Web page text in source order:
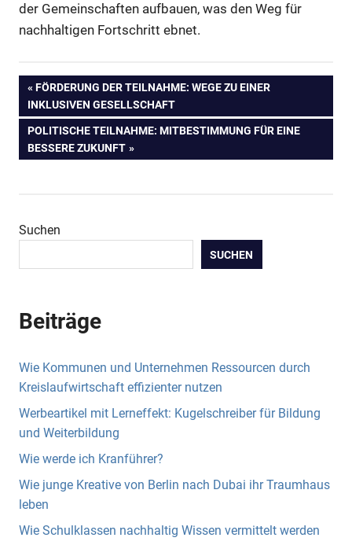
der Gemeinschaften aufbauen, was den Weg für
nachhaltigen Fortschritt ebnet.
Beitragsnavigation
VORHERIGER
BEITRAG:
FÖRDERUNG DER TEILNAHME: WEGE ZU EINER
INKLUSIVEN GESELLSCHAFT
NÄCHSTER
BEITRAG:
POLITISCHE TEILNAHME: MITBESTIMMUNG FÜR EINE
BESSERE ZUKUNFT
Suchen
SUCHEN
Beiträge
Wie Kommunen und Unternehmen Ressourcen durch
Kreislaufwirtschaft effizienter nutzen
Werbeartikel mit Lerneffekt: Kugelschreiber für Bildung
und Weiterbildung
Wie werde ich Kranführer?
Wie junge Kreative von Berlin nach Dubai ihr Traumhaus
leben
Wie Schulklassen nachhaltig Wissen vermittelt werden